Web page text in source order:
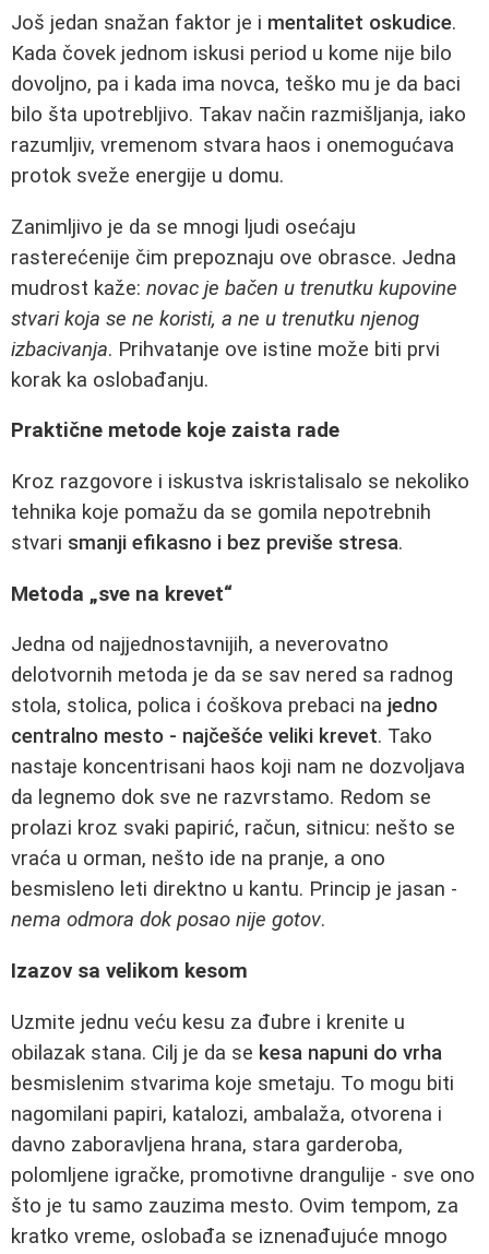
Još jedan snažan faktor je i mentalitet oskudice.
Kada čovek jednom iskusi period u kome nije bilo
dovoljno, pa i kada ima novca, teško mu je da baci
bilo šta upotrebljivo. Takav način razmišljanja, iako
razumljiv, vremenom stvara haos i onemogućava
protok sveže energije u domu.
Zanimljivo je da se mnogi ljudi osećaju
rasterećenije čim prepoznaju ove obrasce. Jedna
mudrost kaže: novac je bačen u trenutku kupovine
stvari koja se ne koristi, a ne u trenutku njenog
izbacivanja. Prihvatanje ove istine može biti prvi
korak ka oslobađanju.
Praktične metode koje zaista rade
Kroz razgovore i iskustva iskristalisalo se nekoliko
tehnika koje pomažu da se gomila nepotrebnih
stvari smanji efikasno i bez previše stresa.
Metoda „sve na krevet“
Jedna od najjednostavnijih, a neverovatno
delotvornih metoda je da se sav nered sa radnog
stola, stolica, polica i ćoškova prebaci na jedno
centralno mesto - najčešće veliki krevet. Tako
nastaje koncentrisani haos koji nam ne dozvoljava
da legnemo dok sve ne razvrstamo. Redom se
prolazi kroz svaki papirić, račun, sitnicu: nešto se
vraća u orman, nešto ide na pranje, a ono
besmisleno leti direktno u kantu. Princip je jasan -
nema odmora dok posao nije gotov.
Izazov sa velikom kesom
Uzmite jednu veću kesu za đubre i krenite u
obilazak stana. Cilj je da se kesa napuni do vrha
besmislenim stvarima koje smetaju. To mogu biti
nagomilani papiri, katalozi, ambalaža, otvorena i
davno zaboravljena hrana, stara garderoba,
polomljene igračke, promotivne drangulije - sve ono
što je tu samo zauzima mesto. Ovim tempom, za
kratko vreme, oslobađa se iznenađujuće mnogo